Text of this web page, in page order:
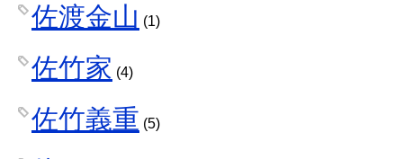
佐渡金山 (1)
佐竹家 (4)
佐竹義重 (5)